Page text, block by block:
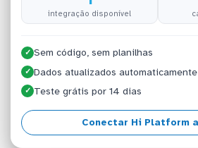
integração disponível
✓ Sem código, sem planilhas
✓ Dados atualizados automaticamente
✓ Teste grátis por 14 dias
Conectar Hi Platform